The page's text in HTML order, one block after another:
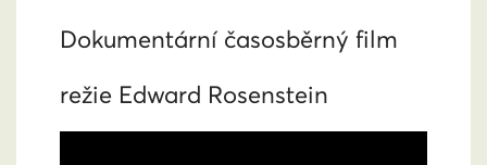
Dokumentární časosběrný film
režie Edward Rosenstein